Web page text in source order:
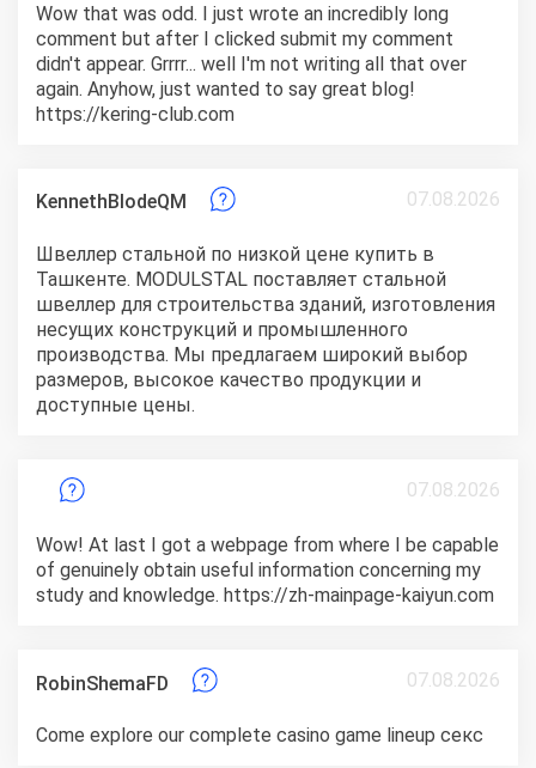
Wow that was odd. I just wrote an incredibly long
comment but after I clicked submit my comment
didn't appear. Grrrr... well I'm not writing all that over
again. Anyhow, just wanted to say great blog!
https://kering-club.com
KennethBlodeQM 07.08.2026
Швеллер стальной по низкой цене купить в
Ташкенте. MODULSTAL поставляет стальной
швеллер для строительства зданий, изготовления
несущих конструкций и промышленного
производства. Мы предлагаем широкий выбор
размеров, высокое качество продукции и
доступные цены.
07.08.2026
Wow! At last I got a webpage from where I be capable
of genuinely obtain useful information concerning my
study and knowledge. https://zh-mainpage-kaiyun.com
RobinShemaFD 07.08.2026
Come explore our complete casino game lineup секс